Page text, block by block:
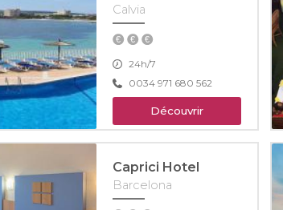
Calvia
24h/7
0034 971 680 562
Découvrir
Caprici Hotel
Barcelona